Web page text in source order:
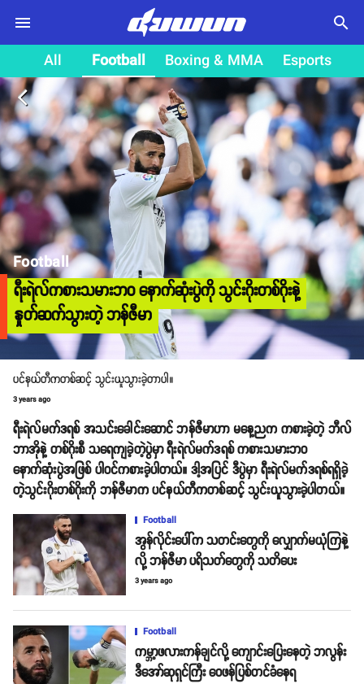
search
All Football Boxing & MMA Esports
arrow_back_ios
Football
ရီးရဲလ်ကစားသမားဘဝ နောက်ဆုံးပွဲကို သွင်းဂိုးတစ်ဂိုးနဲ့
နှုတ်ဆက်သွားတဲ့ ဘန်ဇီမာ
ပင်နယ်တီကတစ်ဆင့် သွင်းယူသွားခဲ့တာပါ။
3 years ago
ရီးရဲလ်မက်ဒရစ် အသင်းခေါင်းဆောင် ဘန်ဇီမာဟာ မနေ့ညက ကစားခဲ့တဲ့ ဘီလ်
ဘာအိုနဲ့ တစ်ဂိုးစီ သရေကျခဲ့တဲ့ပွဲမှာ ရီးရဲလ်မက်ဒရစ် ကစားသမားဘဝ
နောက်ဆုံးပွဲအဖြစ် ပါဝင်ကစားခဲ့ပါတယ်။ ဒါ့အပြင် ဒီပွဲမှာ ရီးရဲလ်မက်ဒရစ်ရရှိခဲ့
တဲ့သွင်းဂိုးတစ်ဂိုးကို ဘန်ဇီမာက ပင်နယ်တီကတစ်ဆင့် သွင်းယူသွားခဲ့ပါတယ်။
Football
အွန်လိုင်းပေါ်က သတင်းတွေကို လျှောက်မယုံကြနဲ့
လို့ ဘန်ဇီမာ ပရိသတ်တွေကို သတိပေး
3 years ago
Football
ကမ္ဘာ့ဖလားကန်ချင်လို့ ကျောင်းပြေးနေတဲ့ ဘလွန်း
ဒီအော်ဆုရှင်ကြီး ဝေဖန်ပြစ်တင်ခံနေရ